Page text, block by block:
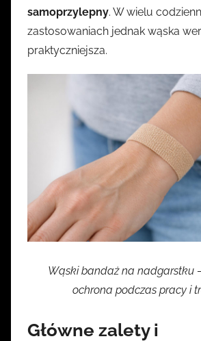
samoprzylepny. W wielu
zastosowaniach jednak wąska
praktyczniejsza.
Wąski bandaż na nadgarstku
ochrona podczas pracy i
Główne zalety i